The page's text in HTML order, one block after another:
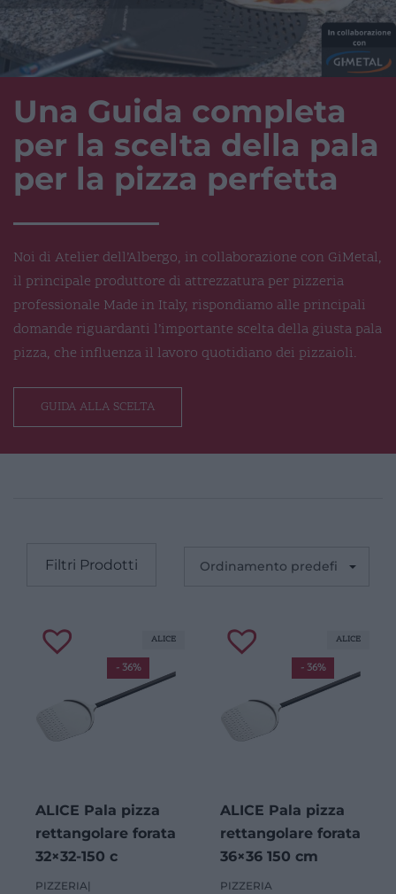
Una Guida completa
per la scelta della pala
per la pizza perfetta
Noi di Atelier dell’Albergo, in collaborazione con GiMetal,
il principale produttore di attrezzatura per pizzeria
professionale Made in Italy, rispondiamo alle principali
domande riguardanti l’importante scelta della giusta pala
pizza, che influenza il lavoro quotidiano dei pizzaioli.
GUIDA ALLA SCELTA
Filtri Prodotti
ALICE Pala pizza
rettangolare forata
32×32-150 c
PIZZERIA|
- 36%
ALICE
ALICE Pala pizza
rettangolare forata
36×36 150 cm
PIZZERIA
- 36%
ALICE